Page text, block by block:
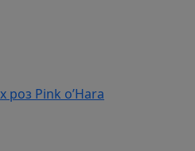
роз Pink o’Hara